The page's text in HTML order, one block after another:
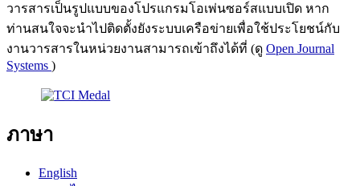
วารสารเป็นรูปแบบของโปรแกรมโอเพ่นซอร์สแบบเปิด หาก
ท่านสนใจจะนำไปติดตั้งยังระบบเครือข่ายเพื่อใช้ประโยชน์กับ
งานวารสารในหน่วยงานสามารถเข้าถึงได้ที่ (ดู Open Journal
Systems )
ภาษา
English